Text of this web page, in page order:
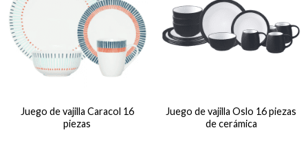
Juego de vajilla Caracol 16
piezas
Juego de vajilla Oslo 16 piezas
de cerámica